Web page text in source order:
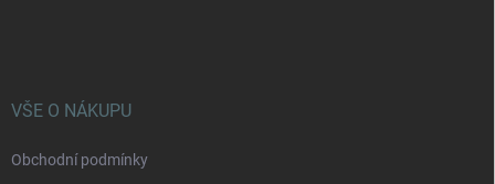
VŠE O NÁKUPU
Obchodní podmínky